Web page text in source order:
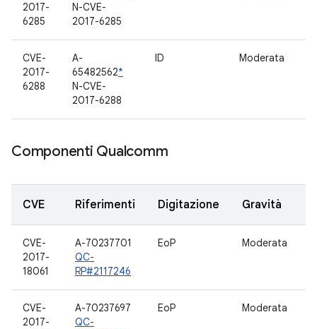
2017-
6285
N-CVE-
2017-6285
CVE-
2017-
6288
A-
65482562*
N-CVE-
2017-6288
ID Moderata
Componenti Qualcomm
CVE Riferimenti Digitazione Gravità
CVE-
2017-
18061
A-70237701
QC-
RP#2117246
EoP Moderata
CVE-
2017-
A-70237697
QC-
EoP Moderata